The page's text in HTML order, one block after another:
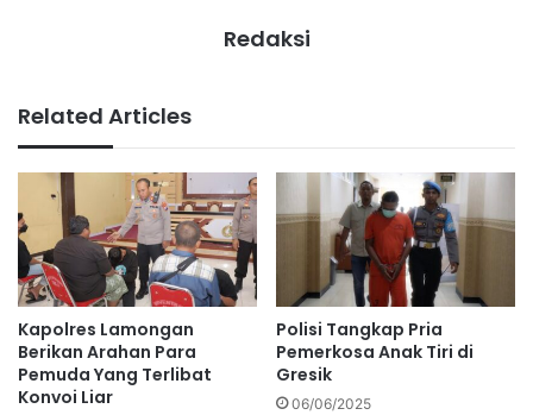
Redaksi
Related Articles
Kapolres Lamongan
Berikan Arahan Para
Pemuda Yang Terlibat
Konvoi Liar
Polisi Tangkap Pria
Pemerkosa Anak Tiri di
Gresik
06/06/2025